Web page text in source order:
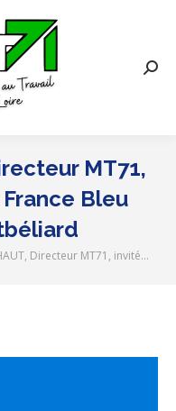
MT71,
Bleu
Directeur MT71, invité…